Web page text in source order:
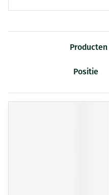
Producten
Sorteer op: